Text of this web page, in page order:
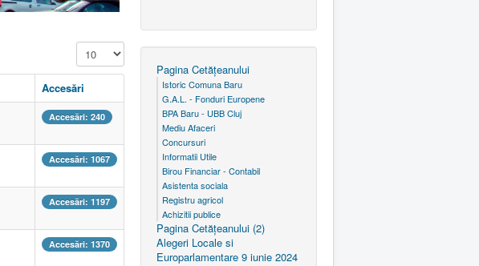
Afișare #
Accesări
Accesări: 240
Accesări: 1067
Accesări: 1197
Accesări: 1370
Pagina Cetăţeanului
Istoric Comuna Baru
G.A.L. - Fonduri Europene
BPA Baru - UBB Cluj
Mediu Afaceri
Concursuri
Informatii Utile
Birou Financiar - Contabil
Asistenta sociala
Registru agricol
Achizitii publice
Pagina Cetăţeanului (2)
Alegeri Locale si
Europarlamentare 9 iunie 2024